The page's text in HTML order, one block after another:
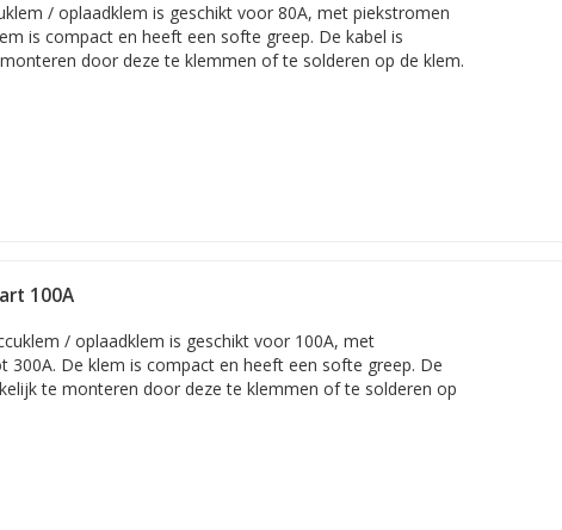
werkt veiliger, voorkomt spanningsverlies en is uiteindelijk ook
hebt voor uw accu(lader), als vervangende exemplaren voor aan de
/ krokodillenklem voor de juiste stroomsterkte.
/ oplaadklem is geschikt voor 80A, met piekstromen
is compact en heeft een softe greep. De kabel is
door deze te klemmen of te solderen op de klem.
100A
/ oplaadklem is geschikt voor 100A, met
300A. De klem is compact en heeft een softe greep. De
te monteren door deze te klemmen of te solderen op